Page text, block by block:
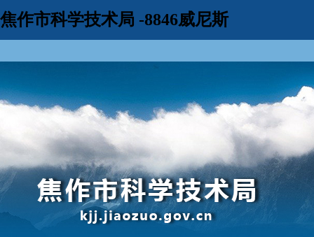
焦作市科学技术局 -8846威尼斯